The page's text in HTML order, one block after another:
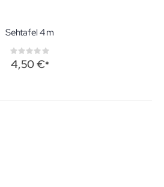
Sehtafel 4 m
Rating:
0%
4,50 €